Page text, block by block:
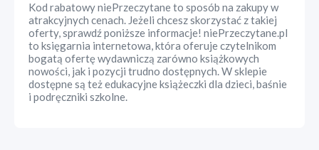
Kod rabatowy niePrzeczytane to sposób na zakupy w
atrakcyjnych cenach. Jeżeli chcesz skorzystać z takiej
oferty, sprawdź poniższe informacje! niePrzeczytane.pl
to księgarnia internetowa, która oferuje czytelnikom
bogatą ofertę wydawniczą zarówno książkowych
nowości, jak i pozycji trudno dostępnych. W sklepie
dostępne są też edukacyjne książeczki dla dzieci, baśnie
i podręczniki szkolne.